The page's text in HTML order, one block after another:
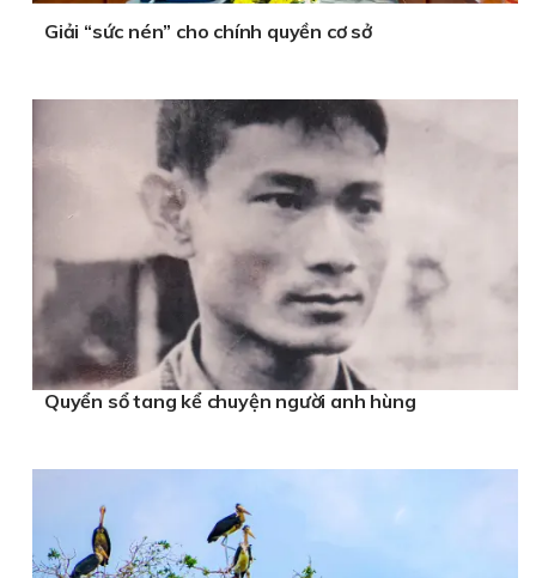
Giải “sức nén” cho chính quyền cơ sở
Quyển sổ tang kể chuyện người anh hùng